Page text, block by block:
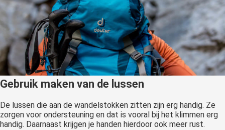
Gebruik maken van de lussen
De lussen die aan de wandelstokken zitten zijn erg handig. Ze
zorgen voor ondersteuning en dat is vooral bij het klimmen erg
handig. Daarnaast krijgen je handen hierdoor ook meer rust.